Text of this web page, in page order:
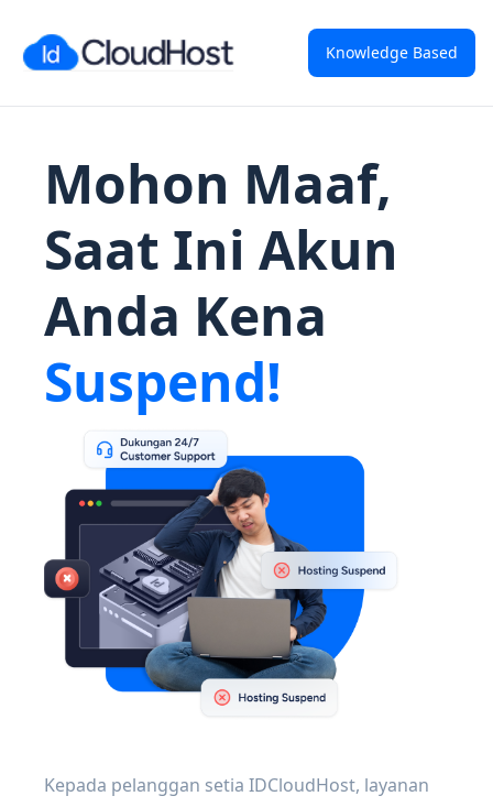
Knowledge Based
Mohon Maaf,
Saat Ini Akun
Anda Kena
Suspend!
Kepada pelanggan setia IDCloudHost, layanan